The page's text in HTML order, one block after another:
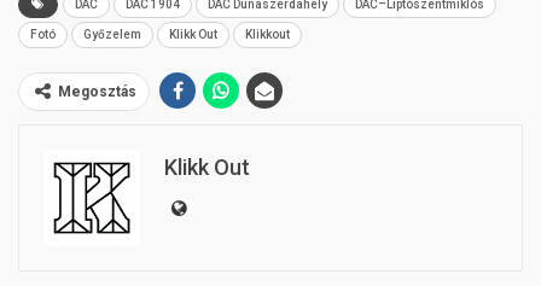
DAC DAC 1904 DAC Dunaszerdahely DAC–Liptószentmiklós
Fotó Győzelem Klikk Out Klikkout
Megosztás
Klikk Out